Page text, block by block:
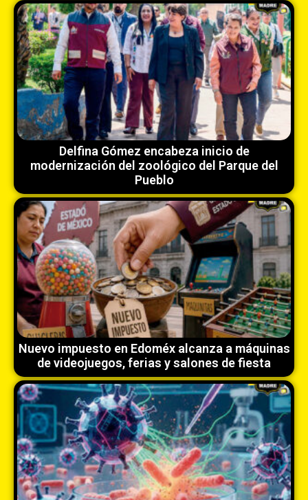
Delfina Gómez encabeza inicio de
modernización del zoológico del Parque del
Pueblo
Nuevo impuesto en Edoméx alcanza a máquinas
de videojuegos, ferias y salones de fiesta